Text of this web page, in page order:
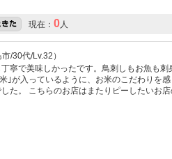
現在： 0人
/30代/Lv.32）
寧で美味しかったです。鳥刺しもお魚も
｣が入っているように、お米のこだわりを
た。 こちらのお店はまたりピーしたいお